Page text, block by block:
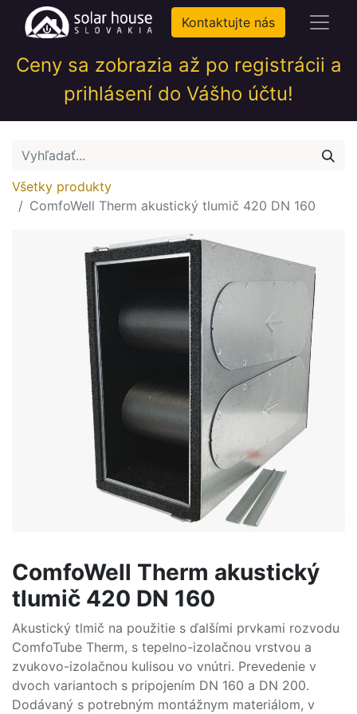
Kontaktujte nás
Ceny sa zobrazia až po registrácii a
prihlásení do Vášho účtu!
Všetky produkty
ComfoWell Therm akustický tlumič 420 DN 160
ComfoWell Therm akustický
tlumič 420 DN 160
Akustický tlmič na použitie s ďalšími prvkami rozvodu
ComfoTube Therm, s tepelno-izolačnou vrstvou a
zvukovo-izolačnou kulisou vo vnútri. Prevedenie v
dvoch variantoch s pripojením DN 160 a DN 200.
Dodávaný s potrebným montážnym materiálom, v